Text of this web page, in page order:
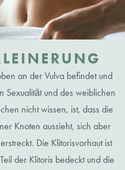
an der Vulva befindet und
Sexualität und des weiblichen
nicht wissen, ist, dass die
Knoten aussieht, sich aber
Die Klitorisvorhaut ist
der Klitoris bedeckt und die